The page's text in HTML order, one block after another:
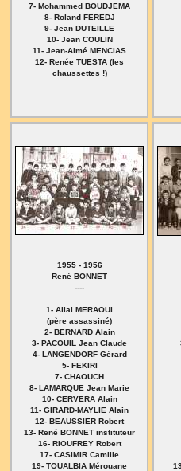
7- Mohammed BOUDJEMA
8- Roland FEREDJ
9- Jean DUTEILLE
10- Jean COULIN
11- Jean-Aimé MENCIAS
12- Renée TUESTA (les
chaussettes !)
1955 - 1956
René BONNET
----
1- Allal MERAOUI
(père assassiné)
2- BERNARD Alain
3- PACOUIL Jean Claude
4- LANGENDORF Gérard
5- FEKIRI
7- CHAOUCH
8- LAMARQUE Jean Marie
10- CERVERA Alain
11- GIRARD-MAYLIE Alain
12- BEAUSSIER Robert
13- René BONNET instituteur
16- RIOUFREY Robert
17- CASIMIR Camille
19- TOUALBIA Mérouane